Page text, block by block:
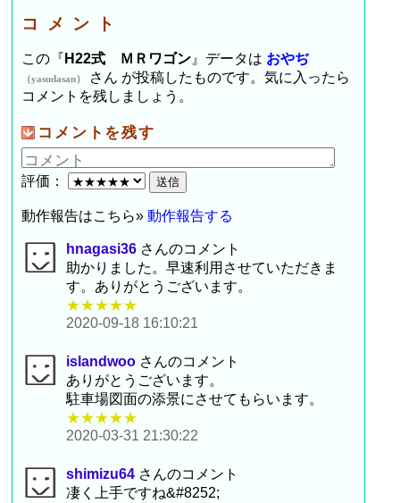
コメント
この『 H22式 ＭＲワゴン 』データは おやぢ
（yasudasan）
さん が投稿したものです。気に入ったら
コメントを残しましょう。
コメントを残す
評価：
動作報告はこちら»動作報告する
hnagasi36 さんのコメント
助かりました。早速利用させていただきま
す。ありがとうございます。
★★★★★
2020-09-18 16:10:21
islandwoo さんのコメント
ありがとうございます。
駐車場図面の添景にさせてもらいます。
★★★★★
2020-03-31 21:30:22
shimizu64 さんのコメント
凄く上手ですね&#8252;